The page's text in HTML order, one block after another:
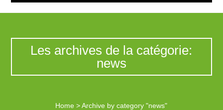
Les archives de la catégorie:
news
Home >Archive by category "news"